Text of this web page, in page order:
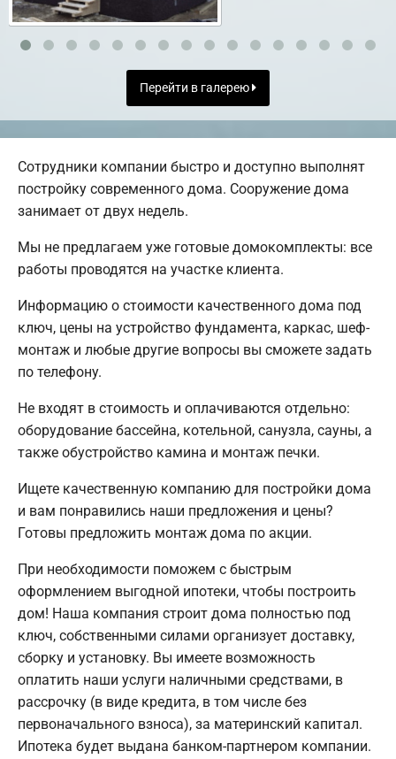
Перейти в галерею
Сотрудники компании быстро и доступно выполнят
постройку современного дома. Сооружение дома
занимает от двух недель.
Мы не предлагаем уже готовые домокомплекты: все
работы проводятся на участке клиента.
Информацию о стоимости качественного дома под
ключ, цены на устройство фундамента, каркас, шеф-
монтаж и любые другие вопросы вы сможете задать
по телефону.
Не входят в стоимость и оплачиваются отдельно:
оборудование бассейна, котельной, санузла, сауны, а
также обустройство камина и монтаж печки.
Ищете качественную компанию для постройки дома
и вам понравились наши предложения и цены?
Готовы предложить монтаж дома по акции.
При необходимости поможем с быстрым
оформлением выгодной ипотеки, чтобы построить
дом! Наша компания строит дома полностью под
ключ, собственными силами организует доставку,
сборку и установку. Вы имеете возможность
оплатить наши услуги наличными средствами, в
рассрочку (в виде кредита, в том числе без
первоначального взноса), за материнский капитал.
Ипотека будет выдана банком-партнером компании.